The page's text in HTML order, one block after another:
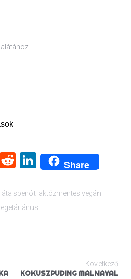
Pinterest
RedditLinkedIn
Share
spenót laktózmentes vegán
Következő
KÓKUSZPUDING MÁLNÁVAL